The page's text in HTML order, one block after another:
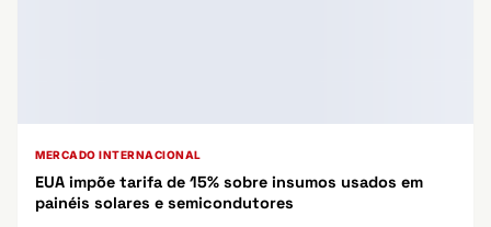
MERCADO INTERNACIONAL
EUA impõe tarifa de 15% sobre insumos usados em
painéis solares e semicondutores